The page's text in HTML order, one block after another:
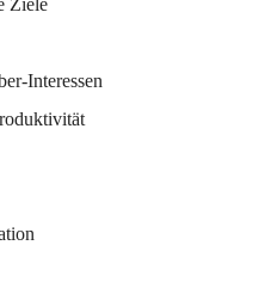
Ziele
Interessen